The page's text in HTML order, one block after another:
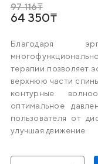
97 116
64 350
Благодаря
терапии позволяет
верхнюю части
контурные
оптимальное
пользователя от
улучшая движение.